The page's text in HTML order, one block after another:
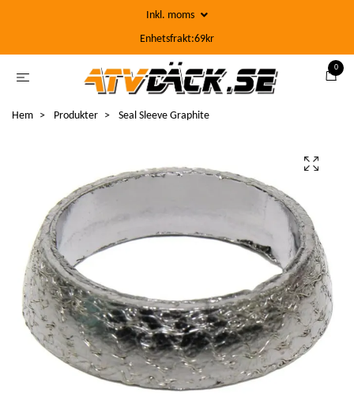
Inkl. moms
Enhetsfrakt:69kr
0
Hem Produkter Seal Sleeve Graphite